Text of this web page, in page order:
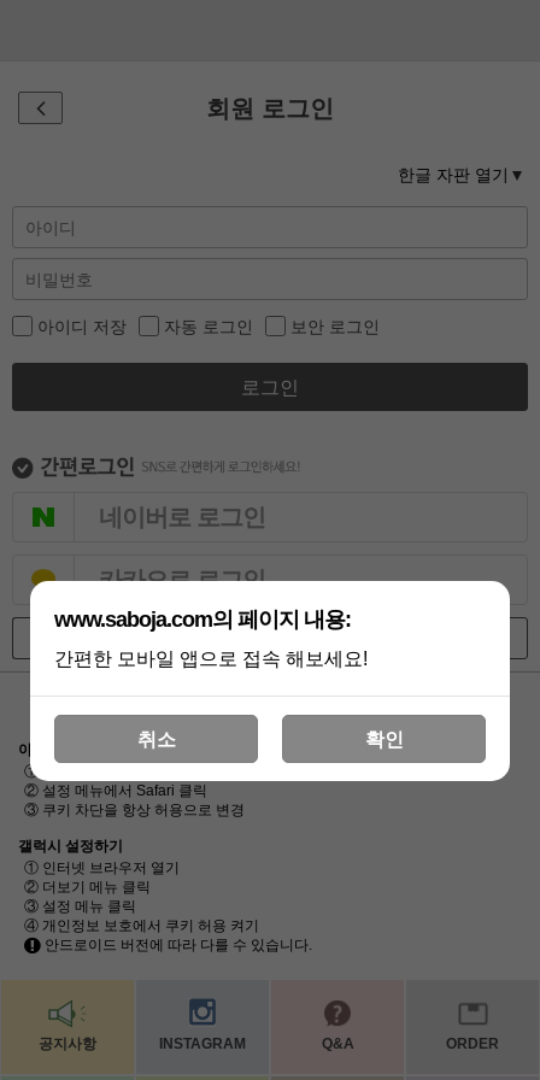
회원 로그인
한글 자판 열기
아이디 저장 자동 로그인 보안 로그인
로그인
네이버로 로그인
카카오로 로그인
[로그인/비회원구매가 안될시 체크사항]
휴대폰 브라우저의 쿠키를 허용해야 합니다.
아이폰 설정하기
① 홈 화면에 설정 클릭
② 설정 메뉴에서 Safari 클릭
③ 쿠키 차단을 항상 허용으로 변경
갤럭시 설정하기
① 인터넷 브라우저 열기
② 더보기 메뉴 클릭
③ 설정 메뉴 클릭
④ 개인정보 보호에서 쿠키 허용 켜기
안드로이드 버전에 따라 다를 수 있습니다.
공지사항 INSTAGRAM Q&A ORDER
www.saboja.com의 페이지 내용:
간편한 모바일 앱으로 접속 해보세요!
취소 확인